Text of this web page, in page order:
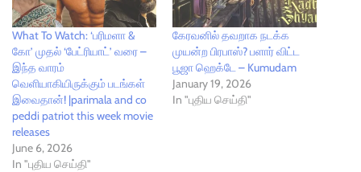
What To Watch: ‘பரிமளா &
கோ’ முதல் ‘பேட்ரியாட்’ வரை –
இந்த வாரம்
வெளியாகியிருக்கும் படங்கள்
இவைதான்! |parimala and co
peddi patriot this week movie
releases
June 6, 2026
In "புதிய செய்தி"
கேரவனில் தவறாக நடக்க
முயன்ற பிரபாஸ்? பளார் விட்ட
பூஜா ஹெக்டே – Kumudam
January 19, 2026
In "புதிய செய்தி"